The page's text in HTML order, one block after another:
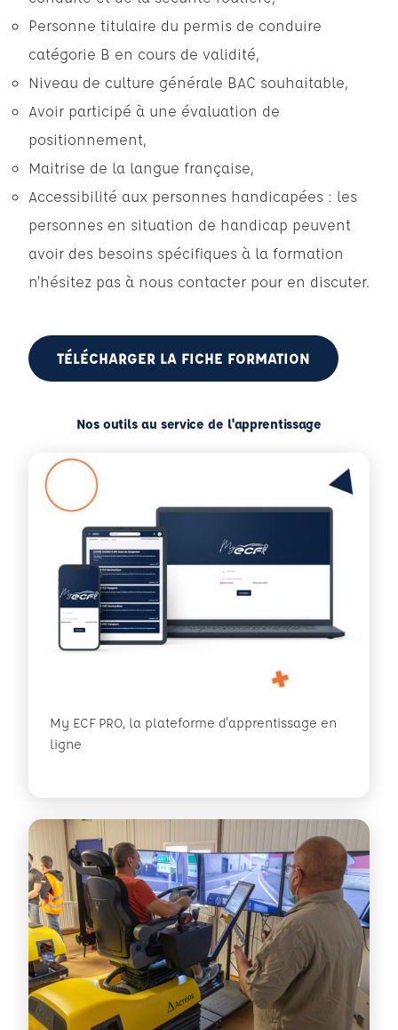
Personne titulaire du permis de conduire
catégorie B en cours de validité,
Niveau de culture générale BAC souhaitable,
Avoir participé à une évaluation de
positionnement,
Maitrise de la langue française,
Accessibilité aux personnes handicapées : les
personnes en situation de handicap peuvent
avoir des besoins spécifiques à la formation
n’hésitez pas à nous contacter pour en discuter.
TÉLÉCHARGER LA FICHE FORMATION
Nos outils au service de l'apprentissage
My ECF PRO, la plateforme d'apprentissage en
ligne